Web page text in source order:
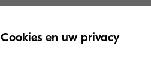
opgeborgen, is het
Cookies en uw privacy